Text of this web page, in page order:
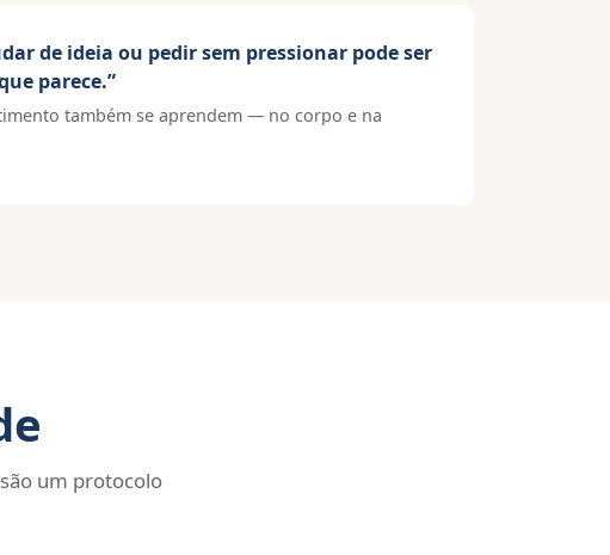
de ideia ou pedir sem pressionar pode ser
parece.”
também se aprendem — no corpo e na
um protocolo